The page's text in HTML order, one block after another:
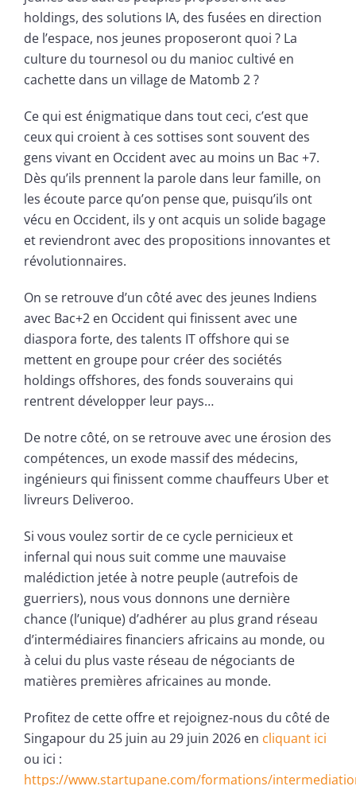
holdings, des solutions IA, des fusées en direction
de l’espace, nos jeunes proposeront quoi ? La
culture du tournesol ou du manioc cultivé en
cachette dans un village de Matomb 2 ?
Ce qui est énigmatique dans tout ceci, c’est que
ceux qui croient à ces sottises sont souvent des
gens vivant en Occident avec au moins un Bac +7.
Dès qu’ils prennent la parole dans leur famille, on
les écoute parce qu’on pense que, puisqu’ils ont
vécu en Occident, ils y ont acquis un solide bagage
et reviendront avec des propositions innovantes et
révolutionnaires.
On se retrouve d’un côté avec des jeunes Indiens
avec Bac+2 en Occident qui finissent avec une
diaspora forte, des talents IT offshore qui se
mettent en groupe pour créer des sociétés
holdings offshores, des fonds souverains qui
rentrent développer leur pays…
De notre côté, on se retrouve avec une érosion des
compétences, un exode massif des médecins,
ingénieurs qui finissent comme chauffeurs Uber et
livreurs Deliveroo.
Si vous voulez sortir de ce cycle pernicieux et
infernal qui nous suit comme une mauvaise
malédiction jetée à notre peuple (autrefois de
guerriers), nous vous donnons une dernière
chance (l’unique) d’adhérer au plus grand réseau
d’intermédiaires financiers africains au monde, ou
à celui du plus vaste réseau de négociants de
matières premières africaines au monde.
Profitez de cette offre et rejoignez-nous du côté de
Singapour du 25 juin au 29 juin 2026 en cliquant ici
ou ici :
https://www.startupane.com/formations/